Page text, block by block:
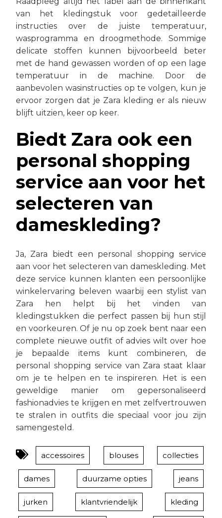
van het kledingstuk voor gedetailleerde
instructies over de juiste temperatuur,
wasprogramma en droogmethode. Sommige
delicate stoffen kunnen bijvoorbeeld beter
met de hand gewassen worden of op een lage
temperatuur in de machine. Door de
aanbevolen wasinstructies op te volgen, kun je
ervoor zorgen dat je Zara kleding er als nieuw
blijft uitzien, keer op keer.
Biedt Zara ook een
personal shopping
service aan voor het
selecteren van
dameskleding?
Ja, Zara biedt een personal shopping service
aan voor het selecteren van dameskleding. Met
deze service kunnen klanten een persoonlijke
winkelervaring beleven waarbij een stylist van
Zara hen helpt bij het vinden van
kledingstukken die perfect passen bij hun stijl
en voorkeuren. Of je nu op zoek bent naar een
complete nieuwe outfit of advies wilt over hoe
je bepaalde items kunt combineren, de
personal shopping service van Zara staat klaar
om je te helpen en te inspireren. Het is een
geweldige manier om gepersonaliseerd
fashionadvies te krijgen en met zelfvertrouwen
te stralen in outfits die speciaal voor jou zijn
samengesteld.
accessoires blouses collecties
dames duurzame opties jeans
jurken klantvriendelijk kleding